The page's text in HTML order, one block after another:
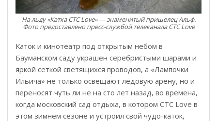
На льду «Катка СТС Love» — знаменитый пришелец Альф.
Фото предоставлено пресс-службой телеканала СТС Love
Каток и кинотеатр под открытым небом в
Бауманском саду украшен серебристыми шарами и
яркой сеткой светящихся проводов, а «Лампочки
Ильича» не только освещают ледовую арену, но и
переносят чуть ли не на сто лет назад, во времена,
когда московский сад отдыха, в котором СТС Lovе в
этом зимнем сезоне и устроил свой чудо-каток,